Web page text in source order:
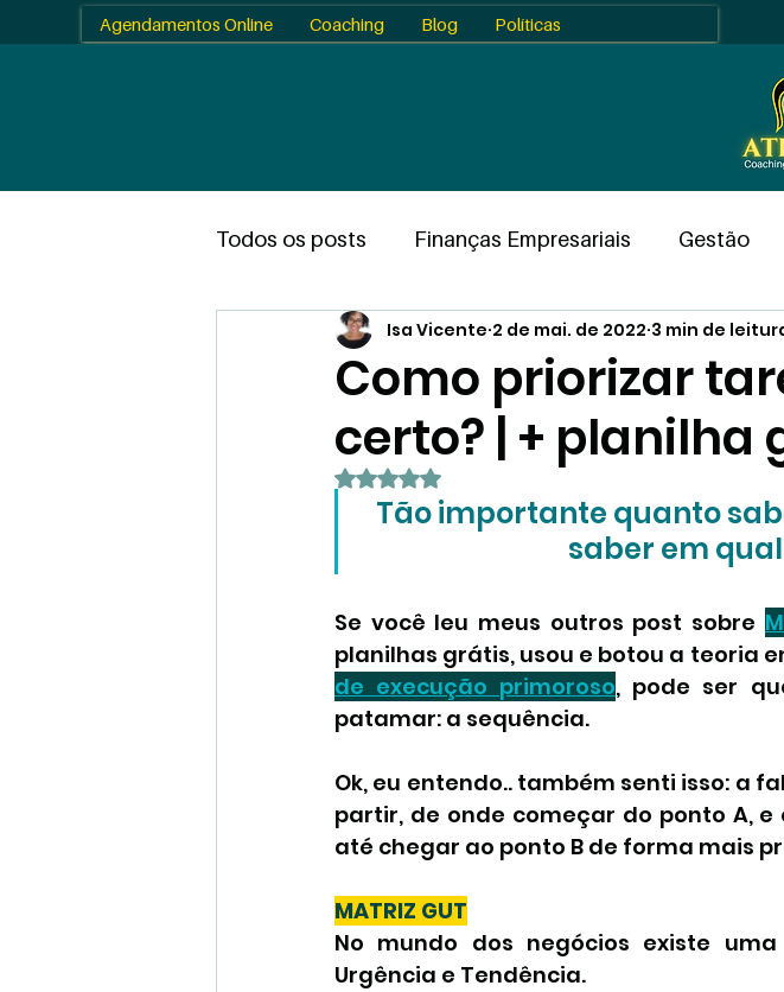
Agendamentos Online Coaching Blog Políticas
Todos os posts Finanças Empresariais Gestão
Planejamento Ferramentas Pessoas RH
Gestão Pessoal e Profissional Resumos
Case Study Artigo Científico
Coachadas Chicoaching
Como priorizar
certo? | + planilha
Isa Vicente 2 de mai. de 2022 3 min de
Avaliado com NaN de 5 estrelas.
Tão importante quanto
saber em
Se você leu meus outros post sobre
planilhas grátis, usou e botou a teoria
de execução primoroso, pode ser
patamar: a sequência.
Ok, eu entendo.. também senti isso: a
partir, de onde começar do ponto A,
até chegar ao ponto B de forma mais
MATRIZ GUT
No mundo dos negócios existe
Urgência e Tendência.